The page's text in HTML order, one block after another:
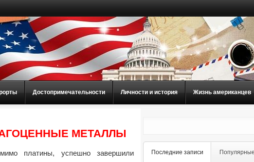
Достопримечательности Личности и история Жизнь американцев
МЕТАЛЛЫ
платины, успешно завершили
Последние записи